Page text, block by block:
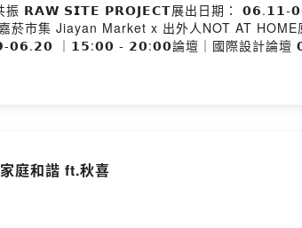
共振 𝗥𝗔𝗪 𝗦𝗜𝗧𝗘 𝗣𝗥𝗢𝗝𝗘𝗖𝗧展出日期：
嘉菸市集 Jiayan Market x 出外人NOT AT
𝟬𝟲.𝟮𝟬 ｜𝟭𝟱:𝟬𝟬 - 𝟮𝟬:𝟬𝟬論壇｜國際設計論壇
💬 加入Line社群請到 https://
庭和諧 ft.秋喜